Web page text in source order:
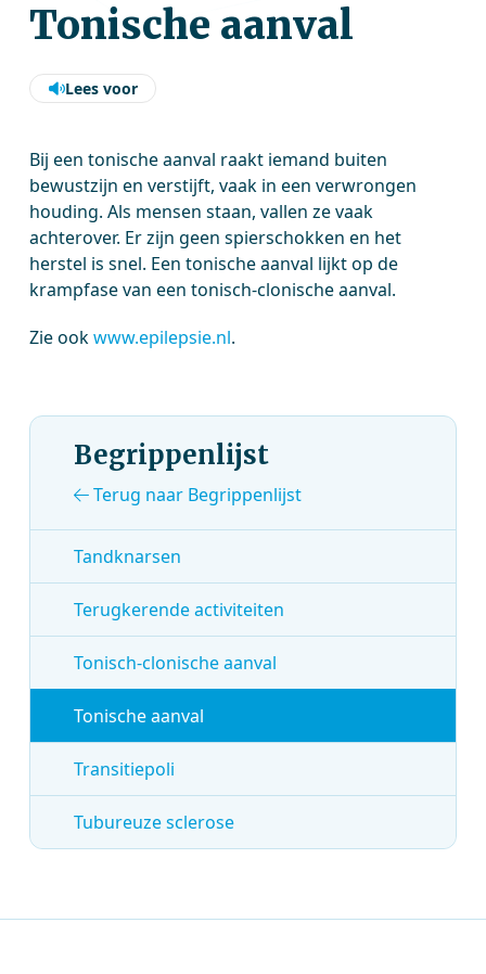
Tonische aanval
Lees voor
Bij een tonische aanval raakt iemand buiten
bewustzijn en verstijft, vaak in een verwrongen
houding. Als mensen staan, vallen ze vaak
achterover. Er zijn geen spierschokken en het
herstel is snel. Een tonische aanval lijkt op de
krampfase van een tonisch-clonische aanval.
Zie ookwww.epilepsie.nl.
Begrippenlijst
Terug naar Begrippenlijst
Tandknarsen
Terugkerende activiteiten
Tonisch-clonische aanval
Tonische aanval
Transitiepoli
Tubureuze sclerose